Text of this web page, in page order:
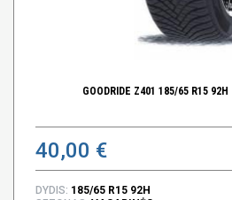
GOODRIDE Z401 185/65 R15 92H
40,00 €
DYDIS: 185/65 R15 92H